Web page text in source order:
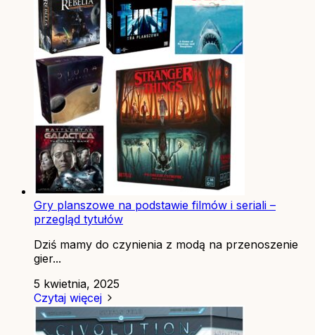
Gry planszowe na podstawie filmów i seriali –
przegląd tytułów
Dziś mamy do czynienia z modą na przenoszenie
gier...
5 kwietnia, 2025
Czytaj więcej